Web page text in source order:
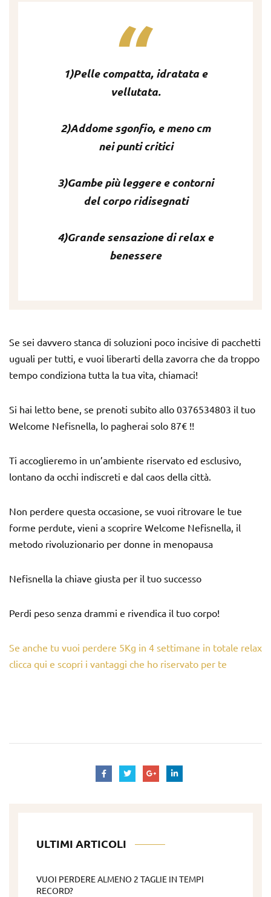
1)Pelle compatta, idratata e
vellutata.
2)Addome sgonfio, e meno cm
nei punti critici
3)Gambe più leggere e contorni
del corpo ridisegnati
4)Grande sensazione di relax e
benessere
Se sei davvero stanca di soluzioni poco incisive di pacchetti
uguali per tutti, e vuoi liberarti della zavorra che da troppo
tempo condiziona tutta la tua vita, chiamaci!
Si hai letto bene, se prenoti subito allo 0376534803 il tuo
Welcome Nefisnella, lo pagherai solo 87€ !!
Ti accoglieremo in un’ambiente riservato ed esclusivo,
lontano da occhi indiscreti e dal caos della città.
Non perdere questa occasione, se vuoi ritrovare le tue
forme perdute, vieni a scoprire Welcome Nefisnella, il
metodo rivoluzionario per donne in menopausa
Nefisnella la chiave giusta per il tuo successo
Perdi peso senza drammi e rivendica il tuo corpo!
Se anche tu vuoi perdere 5Kg in 4 settimane in totale relax
clicca qui e scopri i vantaggi che ho riservato per te
ULTIMI ARTICOLI
VUOI PERDERE ALMENO 2 TAGLIE IN TEMPI
RECORD?